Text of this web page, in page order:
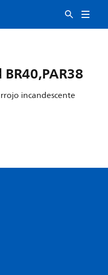
incandescente